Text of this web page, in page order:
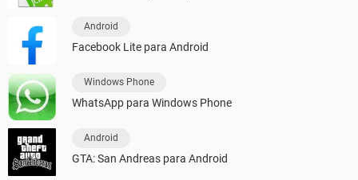
Android
Facebook Lite para Android
Windows Phone
WhatsApp para Windows Phone
Android
GTA: San Andreas para Android